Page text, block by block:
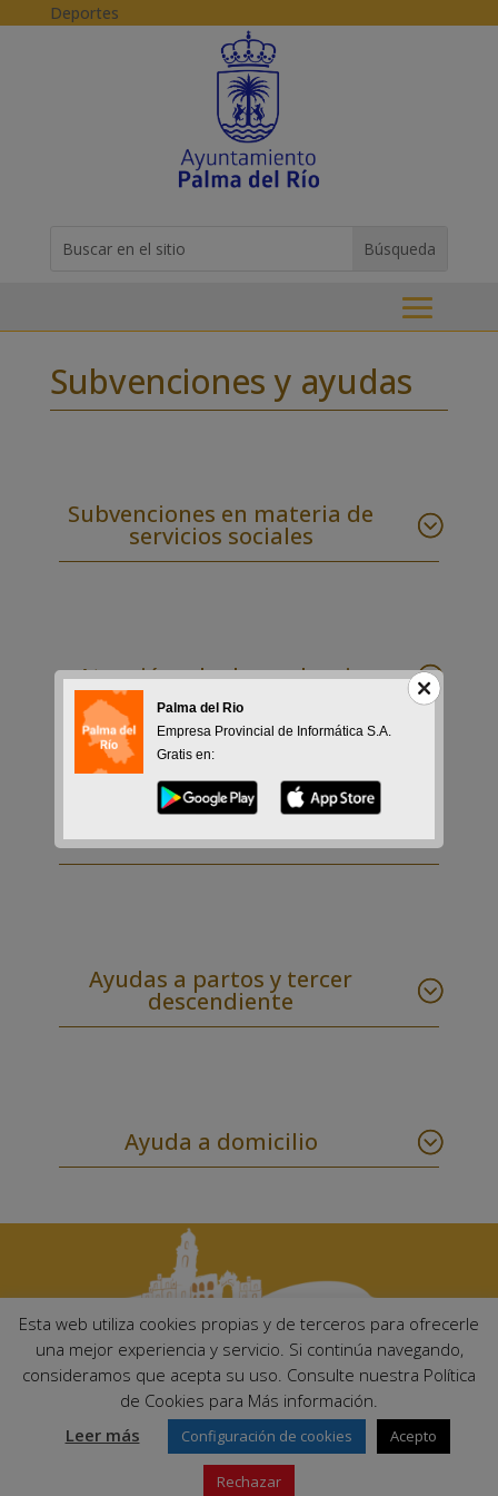
Skip to content
Deportes
for...
Subvenciones y ayudas
Subvenciones en materia de
servicios sociales
Atención a la dependencia
Ayudas urgentes para
materiales de construcción
Ayudas a partos y tercer
descendiente
Ayuda a domicilio
Ayuntamiento de Palma del Río. Plaza Mayor de Andalucía, 1 C.P:
14700 – Palma del Río (Córdoba)
Email:
ayuntamiento@palmadelrio.es
Teléfono: 957 71 02 44 | Fax: 957 64 47 39
Esta web utiliza cookies propias y de terceros para ofrecerle
una mejor experiencia y servicio. Si continúa navegando,
consideramos que acepta su uso. Consulte nuestra Política
de Cookies para Más información.
Leer más
Configuración de cookies Acepto
Rechazar
Palma del Rio
Empresa Provincial de Informática S.A.
Gratis en: